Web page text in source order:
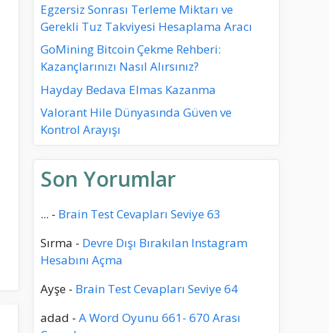
Egzersiz Sonrası Terleme Miktarı ve
Gerekli Tuz Takviyesi Hesaplama Aracı
GoMining Bitcoin Çekme Rehberi:
Kazançlarınızı Nasıl Alırsınız?
Hayday Bedava Elmas Kazanma
Valorant Hile Dünyasında Güven ve
Kontrol Arayışı
Son Yorumlar
... - Brain Test Cevapları Seviye 63
Sırma - Devre Dışı Bırakılan Instagram
Hesabını Açma
Ayşe - Brain Test Cevapları Seviye 64
adad - A Word Oyunu 661- 670 Arası